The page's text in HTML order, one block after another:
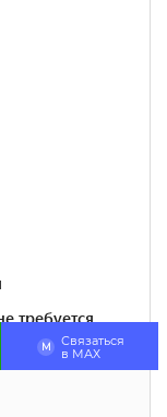
требуется
M
Связаться
в МАХ